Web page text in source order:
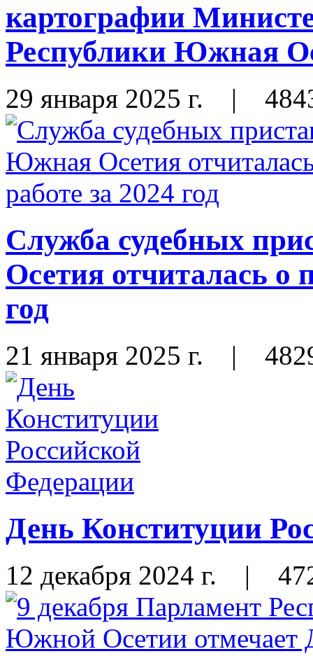
картографии
Республики Южная
29 января 2025 г. |
Служба судебных
Осетия отчиталась о
год
21 января 2025 г. |
День Конституции
12 декабря 2024 г. |